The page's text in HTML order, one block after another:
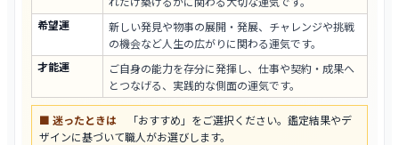
希望運
新しい発見や物事の展開・発展、チャレンジや挑戦
の機会など人生の広がりに関わる運気です。
才能運
ご自身の能力を存分に発揮し、仕事や契約・成果へ
とつなげる、実践的な側面の運気です。
■ 迷ったときは 「おすすめ」をご選択ください。鑑定結果やデ
ザインに基づいて職人がお選びします。